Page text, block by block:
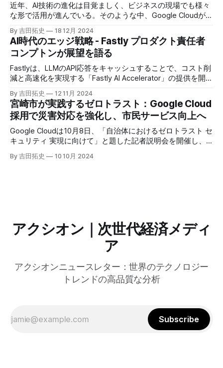
近年、AI技術の進化は目覚ましく、ビジネスの現場でも様々
な形で活用が進んでいる。そのような中、Google Cloudが新
たに発表したGoogle Agentspaceは、いま注目を集めるAIエ
ージェントがエンタープライズITを大きく変革する予兆と言
えるだろう。
By 吉田拓史 18 12月 2024
AI時代のエッジ戦略 - Fastly プロダクト責任者
コンプトンが展望を語る
Fastlyは、LLMのAPI応答をキャッシュすることで、コスト削
減と高速化を実現する「Fastly AI Accelerator」の提供を開始
した。キップ・コンプトン最高プロダクト責任者（CPO）
は、類似した質問への応答を再利用し、効率的な処理を可能
にすると説明した。さらに、コンプトンは、エッジコンピュ
ーティングの利点を活かしたパーソナライズや、エッジにお
けるGPUの経済性、セキュリティへの取り組みなど、Fastly
のAI戦略について語った。
By 吉田拓史 12 11月 2024
宮崎市が実践するゼロトラスト：Google Cloud
採用で災害対応を強化し、市民サービス向上へ
Google Cloudは10月8日、「自治体におけるゼロトラスト セ
キュリティ 実現に向けて」と題した記者説明会を開催し、
自治体向けにゼロトラストセキュリティ導入を支援するプロ
グラムを発表した。宮崎市の事例では、Google Workspace
By 吉田拓史 10 10月 2024
アクシオン｜次世代経済メディ
ア
アクシオンニュースレター：世界のテクノロジー
トレンドの高品質な分析
Subscribe